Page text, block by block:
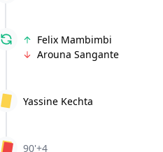
Felix Mambimbi
Arouna Sangante
Yassine Kechta
90'+4